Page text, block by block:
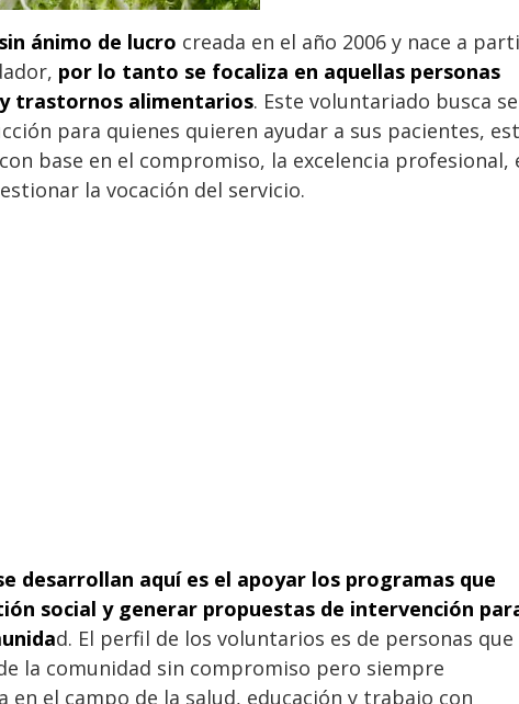
ánimo de lucro creada en el año 2006 y nace a
por lo tanto se focaliza en aquellas personas
trastornos alimentarios. Este voluntariado busca
para quienes quieren ayudar a sus pacientes,
base en el compromiso, la excelencia profesional,
la vocación del servicio.
desarrollan aquí es el apoyar los programas que
social y generar propuestas de intervención
d. El perfil de los voluntarios es de personas que
la comunidad sin compromiso pero siempre
el campo de la salud, educación y trabajo con